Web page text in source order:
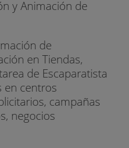
producto
del lineal
punto de venta
y Animación de
de
en Tiendas,
de Escaparatista
en centros
campañas
negocios